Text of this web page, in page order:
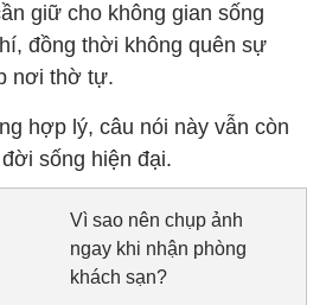
giữ cho không gian sống
đồng thời không quên sự
nơi thờ tự.
hợp lý, câu nói này vẫn còn
sống hiện đại.
Vì sao nên chụp ảnh
ngay khi nhận phòng
khách sạn?